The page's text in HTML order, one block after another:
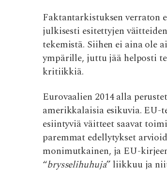
Faktantarkistuksen verraton
julkisesti esitettyjen
tekemistä. Siihen ei aina ole
ympärille, juttu jää helposti
kritiikkiä.
Eurovaalien 2014 alla
amerikkalaisia esikuvia. EU-
esiintyviä väitteet saavat
paremmat edellytykset
monimutkainen, ja EU-
“brysselihuhuja” liikkuu ja